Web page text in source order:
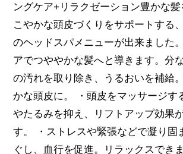
ングケア+リラクゼーション豊かな
こやかな頭皮づくりをサポートする
のヘッドスパメニューが出来ました
アでつややかな髪へと導きます。分
の汚れを取り除き、うるおいを補給
かな頭皮に。 ・頭皮をマッサージす
やたるみを抑え、リフトアップ効果
す。 ・ストレスや緊張などで凝り固
ぐし、血行を促進。リラックスでき